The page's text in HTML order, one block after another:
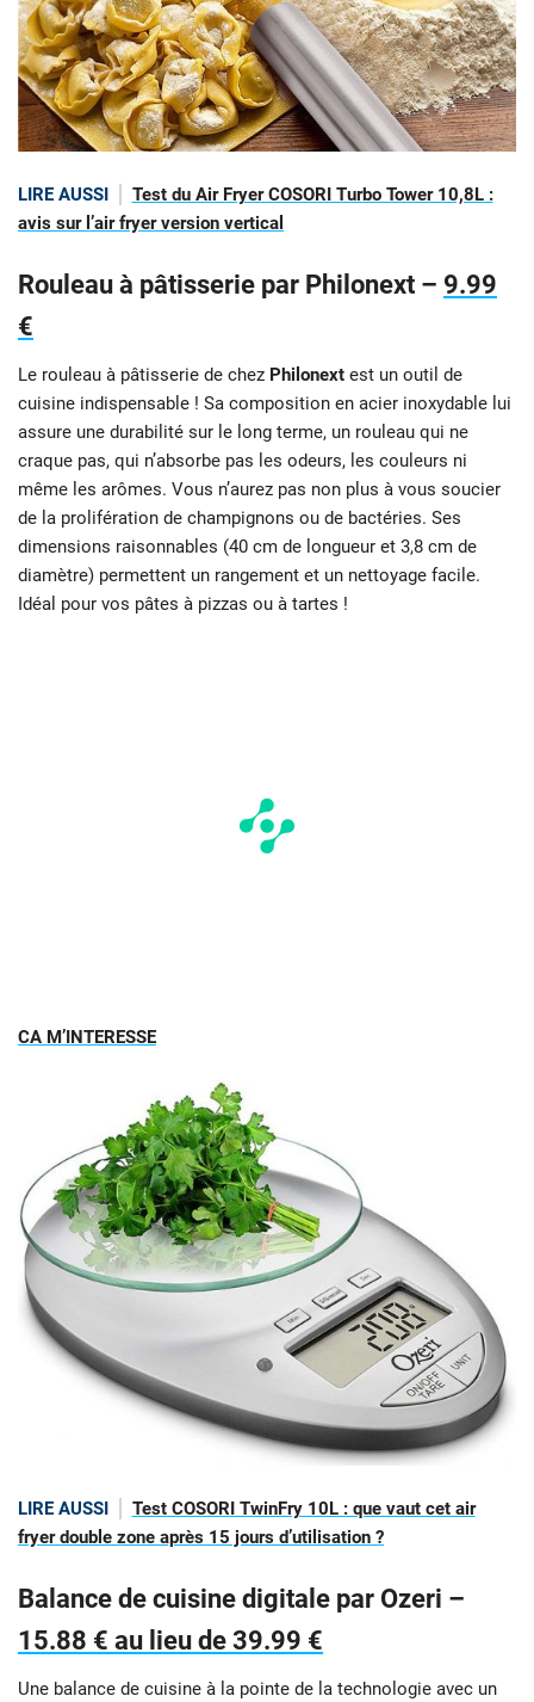
LIRE AUSSI
Test du Air Fryer COSORI Turbo Tower 10,8L :
avis sur l’air fryer version vertical
Rouleau à pâtisserie par Philonext – 9.99
€
Le rouleau à pâtisserie de chez Philonext est un outil de
cuisine indispensable ! Sa composition en acier inoxydable lui
assure une durabilité sur le long terme, un rouleau qui ne
craque pas, qui n’absorbe pas les odeurs, les couleurs ni
même les arômes. Vous n’aurez pas non plus à vous soucier
de la prolifération de champignons ou de bactéries. Ses
dimensions raisonnables (40 cm de longueur et 3,8 cm de
diamètre) permettent un rangement et un nettoyage facile.
Idéal pour vos pâtes à pizzas ou à tartes !
CA M’INTERESSE
LIRE AUSSI
Test COSORI TwinFry 10L : que vaut cet air
fryer double zone après 15 jours d’utilisation ?
Balance de cuisine digitale par Ozeri –
15.88 € au lieu de 39.99 €
Une balance de cuisine à la pointe de la technologie avec un